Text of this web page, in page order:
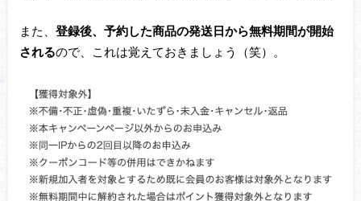
また、 登録後、予約した商品の発送日から無料期間が開始
されるので、これは覚えておきましょう（笑）。